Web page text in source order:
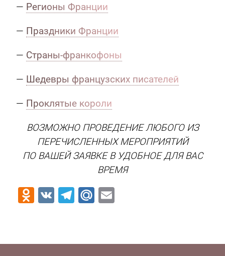
— Регионы Франции
— Праздники Франции
— Страны-франкофоны
— Шедевры французских писателей
— Проклятые короли
ВОЗМОЖНО ПРОВЕДЕНИЕ ЛЮБОГО ИЗ
ПЕРЕЧИСЛЕННЫХ МЕРОПРИЯТИЙ
ПО ВАШЕЙ ЗАЯВКЕ В УДОБНОЕ ДЛЯ ВАС
ВРЕМЯ
Odnoklassniki
VK Telegram
Mail.Ru